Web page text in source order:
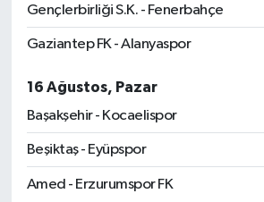
Gençlerbirliği S.K. - Fenerbahçe
Gaziantep FK - Alanyaspor
16 Ağustos, Pazar
Başakşehir - Kocaelispor
Beşiktaş - Eyüpspor
Amed - Erzurumspor FK